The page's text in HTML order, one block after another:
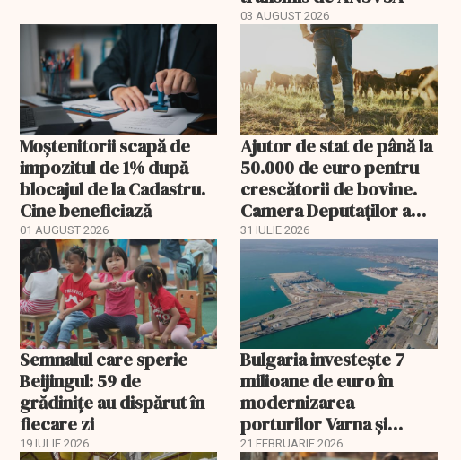
03 AUGUST 2026
Moștenitorii scapă de
impozitul de 1% după
blocajul de la Cadastru.
Cine beneficiază
01 AUGUST 2026
Ajutor de stat de până la
50.000 de euro pentru
crescătorii de bovine.
Camera Deputaților a
aprobat schema
31 IULIE 2026
Semnalul care sperie
Beijingul: 59 de
grădinițe au dispărut în
fiecare zi
19 IULIE 2026
Bulgaria investește 7
milioane de euro în
modernizarea
porturilor Varna și
Burgas
21 FEBRUARIE 2026